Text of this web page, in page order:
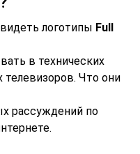
логотипы Full
в технических
телевизоров. Что они
рассуждений по